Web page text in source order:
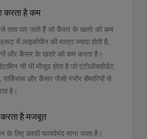
करता है कम
तत्व पाए जाते हैं जो कैंसर के खतरे को कम
में लाइकोपीन की मात्रा ज्यादा होती है,
और कैंसर के खतरे को कम करता है।
सी भी मौजूद होता है जो एंटीऑक्सीडेंट
और कैंसर जैसी गंभीर बीमारियों से
है।
है मजबूत
लिए काफी फायदेमंद माना जाता है।